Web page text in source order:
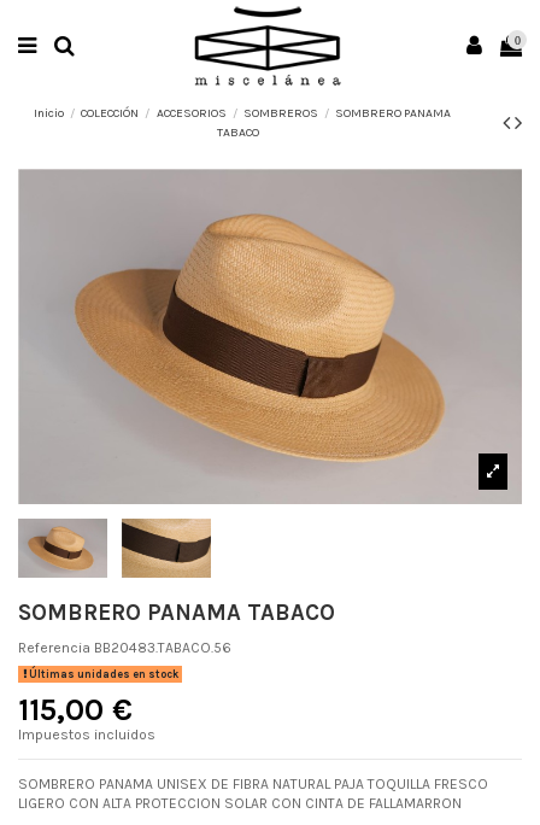
0
Inicio COLECCIÓN ACCESORIOS SOMBREROS
SOMBRERO PANAMA
TABACO
SOMBRERO PANAMA TABACO
Referencia BB20483.TABACO.56
Últimas unidades en stock
115,00 €
Impuestos incluidos
SOMBRERO PANAMA UNISEX DE FIBRA NATURAL PAJA TOQUILLA FRESCO
LIGERO CON ALTA PROTECCION SOLAR CON CINTA DE FALLAMARRON